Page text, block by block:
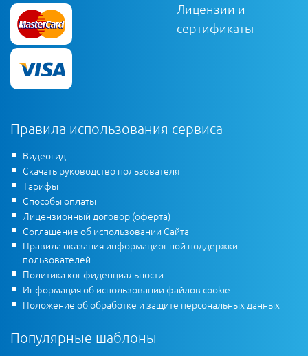
Лицензии и
сертификаты
Правила использования сервиса
Видеогид
Скачать руководство пользователя
Тарифы
Способы оплаты
Лицензионный договор (оферта)
Соглашение об использовании Сайта
Правила оказания информационной поддержки
пользователей
Политика конфиденциальности
Информация об использовании файлов cookie
Положение об обработке и защите персональных данных
Популярные шаблоны